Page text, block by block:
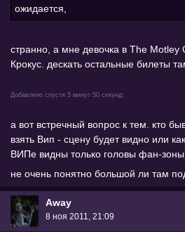
ожидается,
странно, а мне девочка в The Motley
Крокус. дескать остальные билеты
Добавлено спустя 5 минут 50 секунд:
а вот встречный вопрос к тем. кто
взять Вип - сцену будет видно или
ВИПе видны только головы фан-
не очень понятно большой ли там
Away
8 ноя 2011, 21:09